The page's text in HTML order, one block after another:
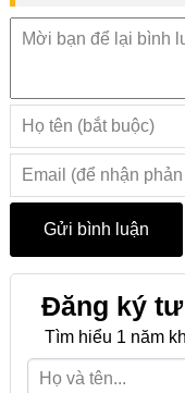
Đăng ký
Tìm hiểu 1 năm